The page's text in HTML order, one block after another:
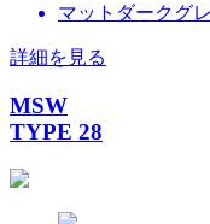
マットダークグ
詳細を見る
MSW
TYPE 28